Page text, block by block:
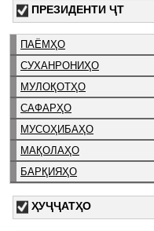
ПРЕЗИДЕНТИ ҶТ
ПАЁМҲО
СУХАНРОНИҲО
МУЛОҚОТҲО
САФАРҲО
МУСОҲИБАҲО
МАҚОЛАҲО
БАРҚИЯҲО
ҲУҶҶАТҲО